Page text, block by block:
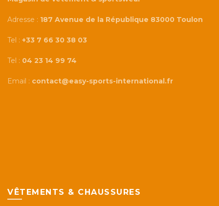
Adresse : 187 Avenue de la République 83000 Toulon
Tel : +33 7 66 30 38 03
Tel : 04 23 14 99 74
Email : contact@easy-sports-international.fr
VÊTEMENTS & CHAUSSURES